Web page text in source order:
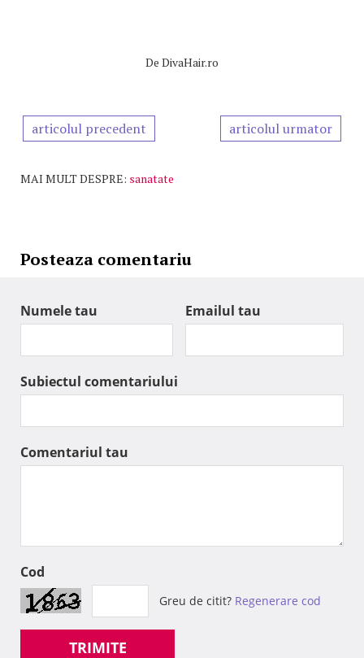
De DivaHair.ro
articolul precedent articolul urmator
MAI MULT DESPRE: sanatate
Posteaza comentariu
Numele tau Emailul tau
Subiectul comentariului
Comentariul tau
Cod
Greu de citit? Regenerare cod
TRIMITE